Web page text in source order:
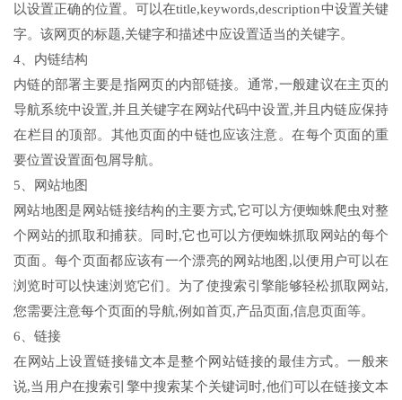
以设置正确的位置。可以在title,keywords,description中设置关键
字。该网页的标题,关键字和描述中应设置适当的关键字。
4、内链结构
内链的部署主要是指网页的内部链接。通常,一般建议在主页的
导航系统中设置,并且关键字在网站代码中设置,并且内链应保持
在栏目的顶部。其他页面的中链也应该注意。在每个页面的重
要位置设置面包屑导航。
5、网站地图
网站地图是网站链接结构的主要方式,它可以方便蜘蛛爬虫对整
个网站的抓取和捕获。同时,它也可以方便蜘蛛抓取网站的每个
页面。每个页面都应该有一个漂亮的网站地图,以便用户可以在
浏览时可以快速浏览它们。为了使搜索引擎能够轻松抓取网站,
您需要注意每个页面的导航,例如首页,产品页面,信息页面等。
6、链接
在网站上设置链接锚文本是整个网站链接的最佳方式。一般来
说,当用户在搜索引擎中搜索某个关键词时,他们可以在链接文本